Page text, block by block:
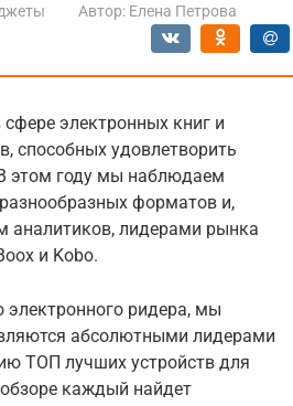
Автор: Елена Петрова
электронных книг и
способных удовлетворить
этом году мы наблюдаем
форматов и,
аналитиков, лидерами рынка
и Kobo.
ридера, мы
абсолютными лидерами
ТОП лучших устройств для
каждый найдет